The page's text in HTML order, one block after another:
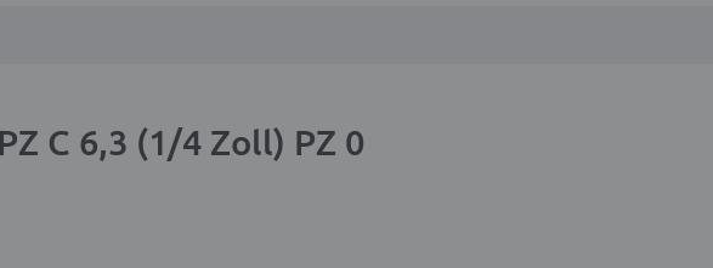
C 6,3 (1/4 Zoll) PZ 0